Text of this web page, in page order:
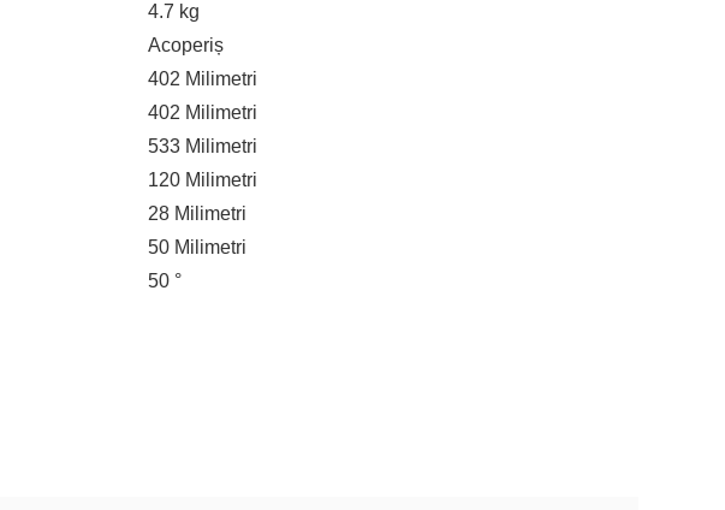
4.7 kg
Acoperiș
402 Milimetri
402 Milimetri
533 Milimetri
120 Milimetri
28 Milimetri
50 Milimetri
50 °